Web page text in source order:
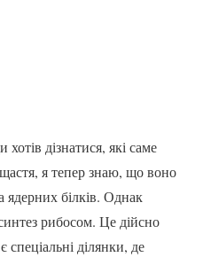
дізнатися, які саме
я тепер знаю, що воно
ядерних білків. Однак
рибосом. Це дійсно
спеціальні ділянки, де